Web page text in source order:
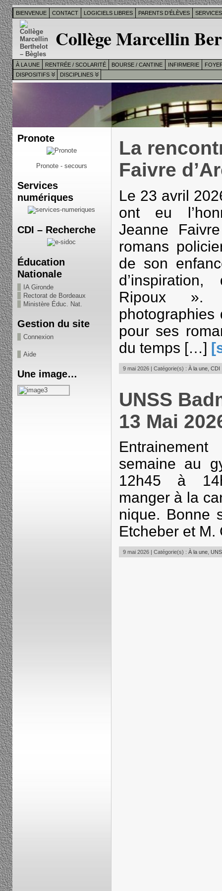
BIENVENUE CONTACT LOGICIELS LIBRES PARENTS D’ÉLÈVES
Collège Marcellin
À LA UNE RENTRÉE / SCOLARITÉ BOURSE / CANTINE INFIRMERIE
DISPOSITIFS
DISCIPLINES
Pronote
Pronote - secours
Services
numériques
CDI – Recherche
Éducation
Nationale
IA Gironde
Rectorat de Bordeaux
Ministère Éduc. Nat.
Gestion du site
Connexion
Aide
Une image…
La
Faivre
Le 23 avril
ont eu
Jeanne
romans
de son
Ripoux ».
pour ses
du temps […]
9 mai 2026 | Catégorie(s) : À la une, CDI
UNSS
13 Mai
semaine au
12h45 à
manger à la
nique. Bonne
Etcheber et
9 mai 2026 | Catégorie(s) : À la une,